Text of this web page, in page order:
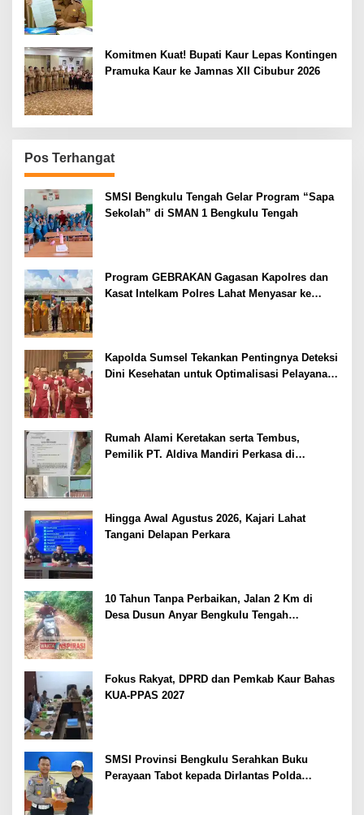
Komitmen Kuat! Bupati Kaur Lepas Kontingen
Pramuka Kaur ke Jamnas XII Cibubur 2026
Pos Terhangat
SMSI Bengkulu Tengah Gelar Program “Sapa
Sekolah” di SMAN 1 Bengkulu Tengah
Program GEBRAKAN Gagasan Kapolres dan
Kasat Intelkam Polres Lahat Menyasar ke
Kapolda Sumsel Tekankan Pentingnya Deteksi
Dini Kesehatan untuk Optimalisasi Pelayanan
Rumah Alami Keretakan serta Tembus,
Pemilik PT. Aldiva Mandiri Perkasa di
Hingga Awal Agustus 2026, Kajari Lahat
Tangani Delapan Perkara
10 Tahun Tanpa Perbaikan, Jalan 2 Km di
Desa Dusun Anyar Bengkulu Tengah
Fokus Rakyat, DPRD dan Pemkab Kaur Bahas
KUA-PPAS 2027
SMSI Provinsi Bengkulu Serahkan Buku
Perayaan Tabot kepada Dirlantas Polda